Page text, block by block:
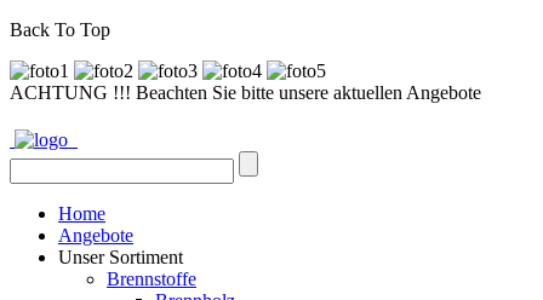
Back To Top
ACHTUNG !!! Beachten Sie bitte unsere aktuellen Angebote
Home
Angebote
Unser Sortiment
Brennstoffe